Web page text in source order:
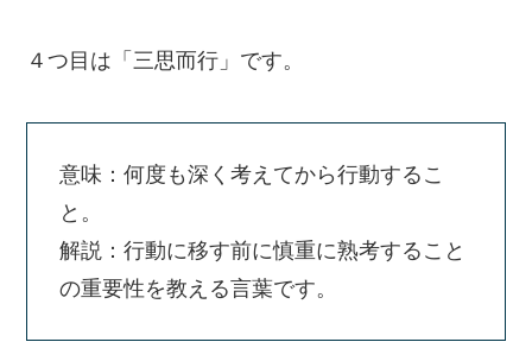
４つ目は「三思而行」です。
意味：何度も深く考えてから行動するこ
と。
解説：行動に移す前に慎重に熟考すること
の重要性を教える言葉です。